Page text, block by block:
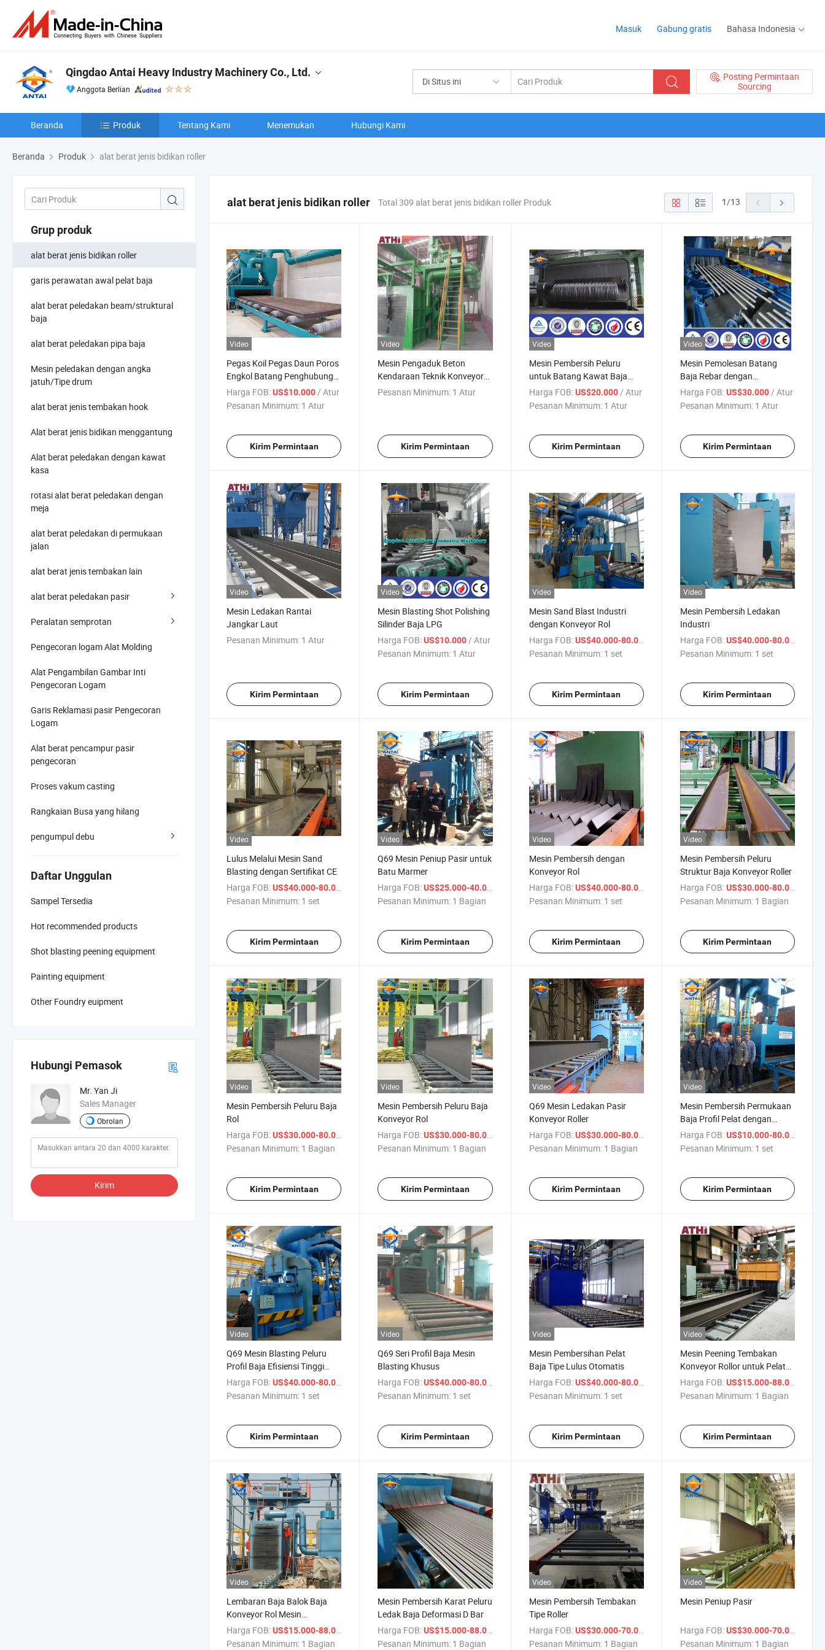
Masuk Gabung gratis Bahasa Indonesia
Di Situs ini
Posting Permintaan
Sourcing
Qingdao Antai Heavy Industry Machinery Co., Ltd.
Anggota Berlian
Beranda Produk Tentang Kami Menemukan Hubungi Kami
Beranda Produk alat berat jenis bidikan roller
Grup produk
alat berat jenis bidikan roller
garis perawatan awal pelat baja
alat berat peledakan beam/struktural
baja
alat berat peledakan pipa baja
Mesin peledakan dengan angka
jatuh/Tipe drum
alat berat jenis tembakan hook
Alat berat jenis bidikan menggantung
Alat berat peledakan dengan kawat
kasa
rotasi alat berat peledakan dengan
meja
alat berat peledakan di permukaan
jalan
alat berat jenis tembakan lain
alat berat peledakan pasir
Peralatan semprotan
Pengecoran logam Alat Molding
Alat Pengambilan Gambar Inti
Pengecoran Logam
Garis Reklamasi pasir Pengecoran
Logam
Alat berat pencampur pasir
pengecoran
Proses vakum casting
Rangkaian Busa yang hilang
pengumpul debu
Daftar Unggulan
Sampel Tersedia
Hot recommended products
Shot blasting peening equipment
Painting equipment
Other Foundry euipment
Hubungi Pemasok
Mr. Yan Ji
Sales Manager
Obrolan
Kirim
alat berat jenis bidikan roller Total 309 alat berat jenis bidikan roller Produk 1/13
Video
Pegas Koil Pegas Daun Poros
Engkol Batang Penghubung
Mesin Penyemprot Pasir
Harga FOB:US$10.000/ Atur
Pesanan Minimum: 1 Atur
Kirim Permintaan
Video
Mesin Pengaduk Beton
Kendaraan Teknik Konveyor
Rol Mesin Penyemprot Pasir
Pesanan Minimum: 1 Atur
Kirim Permintaan
Video
Mesin Pembersih Peluru
untuk Batang Kawat Baja
dalam Gulungan
Harga FOB: US$20.000/ Atur
Pesanan Minimum: 1 Atur
Kirim Permintaan
Video
Mesin Pemolesan Batang
Baja Rebar dengan
Pembersihan Ledakan Pasir
Harga FOB: US$30.000/ Atur
Pesanan Minimum: 1 Atur
Kirim Permintaan
Video
Mesin Ledakan Rantai
Jangkar Laut
Pesanan Minimum: 1 Atur
Kirim Permintaan
Video
Mesin Blasting Shot Polishing
Silinder Baja LPG
Harga FOB: US$10.000 / Atur
Pesanan Minimum: 1 Atur
Kirim Permintaan
Video
Mesin Sand Blast Industri
dengan Konveyor Rol
Harga FOB: US$40.000-80.000
Pesanan Minimum: 1 set
Kirim Permintaan
Video
Mesin Pembersih Ledakan
Industri
Harga FOB: US$40.000-80.000
Pesanan Minimum: 1 set
Kirim Permintaan
Video
Lulus Melalui Mesin Sand
Blasting dengan Sertifikat CE
Harga FOB:US$40.000-80.000
Pesanan Minimum: 1 set
Kirim Permintaan
Video
Q69 Mesin Peniup Pasir untuk
Batu Marmer
Harga FOB: US$25.000-40.000
/ Bagian
Pesanan Minimum: 1 Bagian
Kirim Permintaan
Video
Mesin Pembersih dengan
Konveyor Rol
Harga FOB: US$40.000-80.000
Pesanan Minimum: 1 set
Kirim Permintaan
Video
Mesin Pembersih Peluru
Struktur Baja Konveyor Roller
Harga FOB: US$30.000-80.000
Pesanan Minimum: 1 Bagian
Kirim Permintaan
Video
Mesin Pembersih Peluru Baja
Rol
Harga FOB:US$30.000-80.000
/ Bagian
Pesanan Minimum: 1 Bagian
Kirim Permintaan
Video
Mesin Pembersih Peluru Baja
Konveyor Rol
Harga FOB: US$30.000-80.000
/ Bagian
Pesanan Minimum: 1 Bagian
Kirim Permintaan
Video
Q69 Mesin Ledakan Pasir
Konveyor Roller
Harga FOB: US$30.000-80.000
/ Bagian
Pesanan Minimum: 1 Bagian
Kirim Permintaan
Video
Mesin Pembersih Permukaan
Baja Profil Pelat dengan
Pengeblasan Pasir Abrasif
Konveyor Rol
Harga FOB: US$10.000-80.000
Pesanan Minimum: 1 set
Kirim Permintaan
Video
Q69 Mesin Blasting Peluru
Profil Baja Efisiensi Tinggi
Terlaris
Harga FOB:US$40.000-80.000
Pesanan Minimum: 1 set
Kirim Permintaan
Video
Q69 Seri Profil Baja Mesin
Blasting Khusus
Harga FOB: US$40.000-80.000
Pesanan Minimum: 1 set
Kirim Permintaan
Video
Mesin Pembersihan Pelat
Baja Tipe Lulus Otomatis
Harga FOB: US$40.000-80.000
Pesanan Minimum: 1 set
Kirim Permintaan
Video
Mesin Peening Tembakan
Konveyor Rollor untuk Pelat
Baja dan Baja Profil
Harga FOB: US$15.000-88.000
Pesanan Minimum: 1 Bagian
Kirim Permintaan
Video
Lembaran Baja Balok Baja
Konveyor Rol Mesin
Pembersih Sandblast
Harga FOB:US$15.000-88.000
/ Bagian
Pesanan Minimum: 1 Bagian
Mesin Pembersih Karat Peluru
Ledak Baja Deformasi D Bar
Harga FOB: US$15.000-88.000
/ Bagian
Pesanan Minimum: 1 Bagian
Video
Mesin Pembersih Tembakan
Tipe Roller
Harga FOB: US$30.000-70.000
/ Bagian
Pesanan Minimum: 1 Bagian
Video
Mesin Peniup Pasir
Harga FOB: US$30.000-70.000
Pesanan Minimum: 1 Bagian